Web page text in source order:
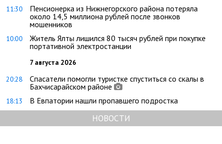
11:30
Пенсионерка из Нижнегорского района потеряла
около 14,5 миллиона рублей после звонков
мошенников
10:00
Житель Ялты лишился 80 тысяч рублей при покупке
портативной электростанции
7 августа 2026
20:28
Спасатели помогли туристке спуститься со скалы в
Бахчисарайском районе
18:13 В Евпатории нашли пропавшего подростка
НОВОСТИ